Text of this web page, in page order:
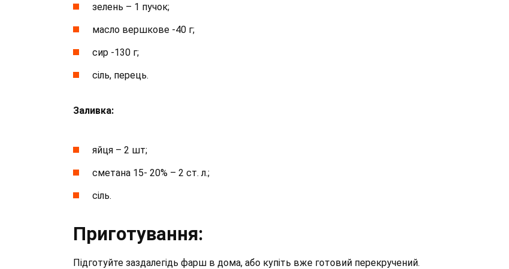
зелень – 1 пучок;
масло вершкове -40 г;
сир -130 г;
сіль, перець.
Заливка:
яйця – 2 шт;
сметана 15- 20% – 2 ст. л.;
сіль.
Приготування:
Підготуйте заздалегідь фарш в дома, або купіть вже готовий перекручений.